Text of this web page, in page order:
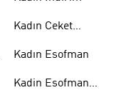
Kadın Ceket
Kadın Esofman
Kadin Esofman